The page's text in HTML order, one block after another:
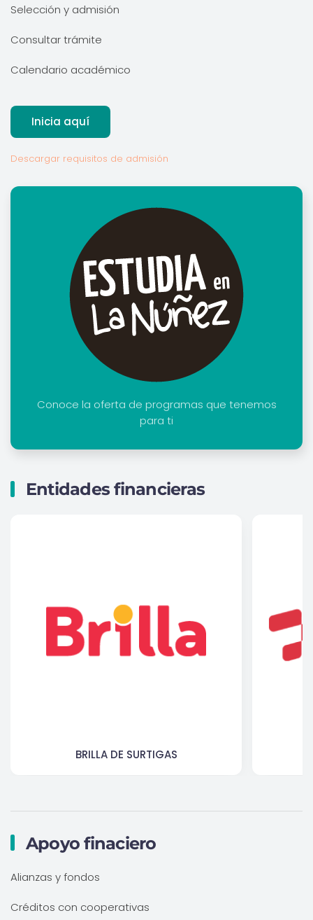
Selección y admisión
Consultar trámite
Calendario académico
Inicia aquí
Descargar requisitos de admisión
Conoce la oferta de programas que tenemos
para ti
Entidades financieras
BRILLA DE SURTIGAS
Apoyo finaciero
Alianzas y fondos
Créditos con cooperativas